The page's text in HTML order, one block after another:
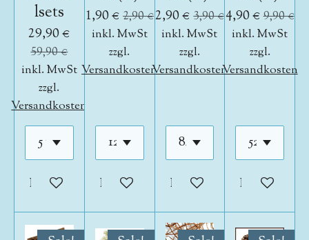
lsets
29,90 €
59,90 €
inkl. MwSt
zzgl.
Versandkosten
In den Warenkorb
1,90 € 2,90 €
inkl. MwSt
zzgl.
Versandkosten
In den Warenkorb
2,90 € 3,90 €
inkl. MwSt
zzgl.
Versandkosten
In den Warenkorb
4,90 €9,90 €
inkl. MwSt
zzgl.
Versandkosten
In den